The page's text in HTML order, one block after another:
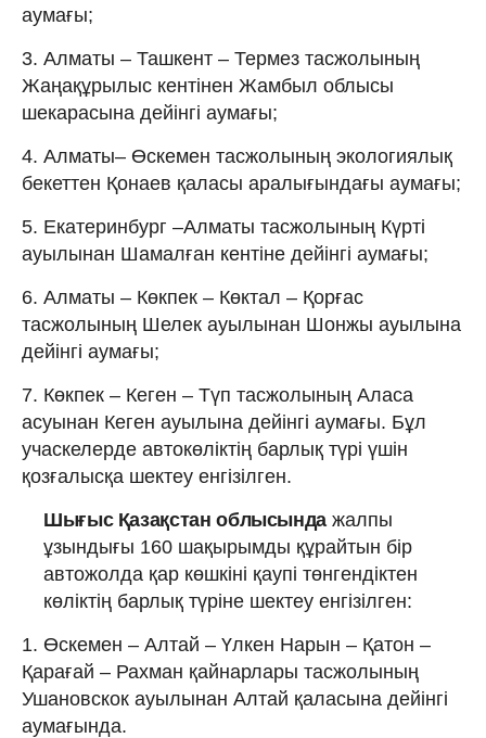
аумағы;
3. Алматы – Ташкент – Термез тасжолының
Жаңақұрылыс кентінен Жамбыл облысы
шекарасына дейінгі аумағы;
4. Алматы– Өскемен тасжолының экологиялық
бекеттен Қонаев қаласы аралығындағы аумағы;
5. Екатеринбург –Алматы тасжолының Күрті
ауылынан Шамалған кентіне дейінгі аумағы;
6. Алматы – Көкпек – Көктал – Қорғас
тасжолының Шелек ауылынан Шонжы ауылына
дейінгі аумағы;
7. Көкпек – Кеген – Түп тасжолының Аласа
асуынан Кеген ауылына дейінгі аумағы. Бұл
учаскелерде автокөліктің барлық түрі үшін
қозғалысқа шектеу енгізілген.
Шығыс Қазақстан облысында жалпы
ұзындығы 160 шақырымды құрайтын бір
автожолда қар көшкіні қаупі төнгендіктен
көліктің барлық түріне шектеу енгізілген:
1. Өскемен – Алтай – Үлкен Нарын – Қатон –
Қарағай – Рахман қайнарлары тасжолының
Ушановскок ауылынан Алтай қаласына дейінгі
аумағында.